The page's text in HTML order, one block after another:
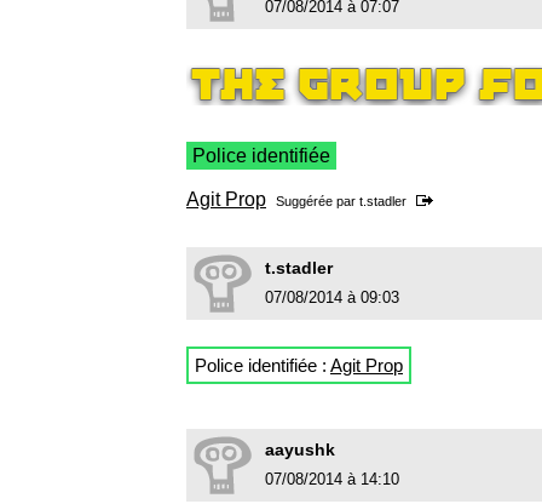
07/08/2014 à 07:07
Police identifiée
Agit Prop Suggérée par t.stadler
t.stadler
07/08/2014 à 09:03
Police identifiée : Agit Prop
aayushk
07/08/2014 à 14:10